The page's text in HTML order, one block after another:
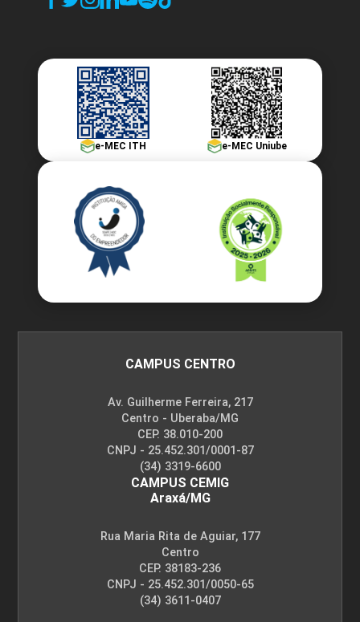
e-MEC ITH e-MEC Uniube
CAMPUS CENTRO
Av. Guilherme Ferreira, 217
Centro - Uberaba/MG
CEP. 38.010-200
CNPJ - 25.452.301/0001-87
(34) 3319-6600
CAMPUS CEMIG
Araxá/MG
Rua Maria Rita de Aguiar, 177
Centro
CEP. 38183-236
CNPJ - 25.452.301/0050-65
(34) 3611-0407